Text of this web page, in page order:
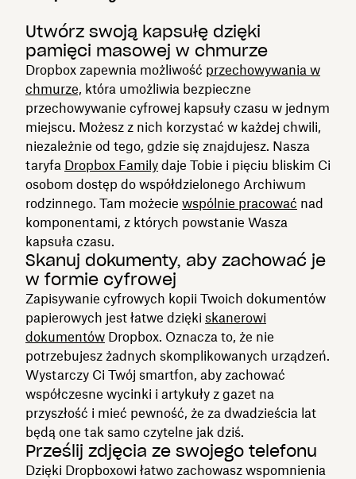
Utwórz swoją kapsułę dzięki
pamięci masowej w chmurze
Dropbox zapewnia możliwość przechowywania w
chmurze, która umożliwia bezpieczne
przechowywanie cyfrowej kapsuły czasu w jednym
miejscu. Możesz z nich korzystać w każdej chwili,
niezależnie od tego, gdzie się znajdujesz. Nasza
taryfa Dropbox Family daje Tobie i pięciu bliskim Ci
osobom dostęp do współdzielonego Archiwum
rodzinnego. Tam możecie wspólnie pracować nad
komponentami, z których powstanie Wasza
kapsuła czasu.
Skanuj dokumenty, aby zachować je
w formie cyfrowej
Zapisywanie cyfrowych kopii Twoich dokumentów
papierowych jest łatwe dzięki skanerowi
dokumentów Dropbox. Oznacza to, że nie
potrzebujesz żadnych skomplikowanych urządzeń.
Wystarczy Ci Twój smartfon, aby zachować
współczesne wycinki i artykuły z gazet na
przyszłość i mieć pewność, że za dwadzieścia lat
będą one tak samo czytelne jak dziś.
Prześlij zdjęcia ze swojego telefonu
Dzięki Dropboxowi łatwo zachowasz wspomnienia